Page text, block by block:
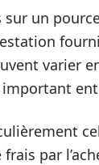
sur un
varier
par